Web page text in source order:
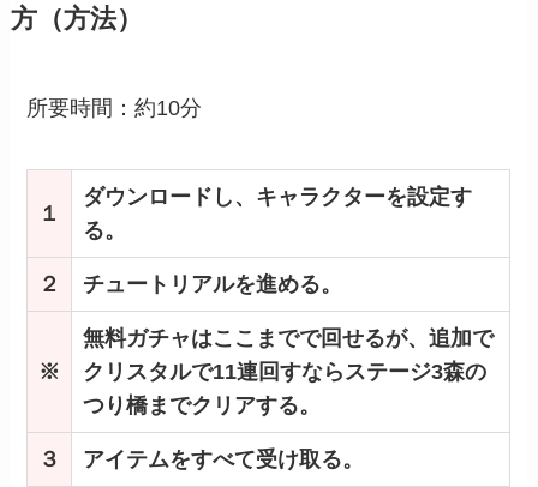
方（方法）
所要時間：約10分
１
ダウンロードし、キャラクターを設定す
る。
２ チュートリアルを進める。
※
無料ガチャはここまでで回せるが、追加で
クリスタルで11連回すならステージ3森の
つり橋までクリアする。
３ アイテムをすべて受け取る。